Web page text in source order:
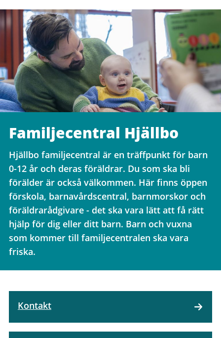
Familjecentral Hjällbo
Hjällbo familjecentral är en träffpunkt för barn
0-12 år och deras föräldrar. Du som ska bli
förälder är också välkommen. Här finns öppen
förskola, barnavårdscentral, barnmorskor och
föräldrarådgivare - det ska vara lätt att få rätt
hjälp för dig eller ditt barn. Barn och vuxna
som kommer till familjecentralen ska vara
friska.
Kontakt